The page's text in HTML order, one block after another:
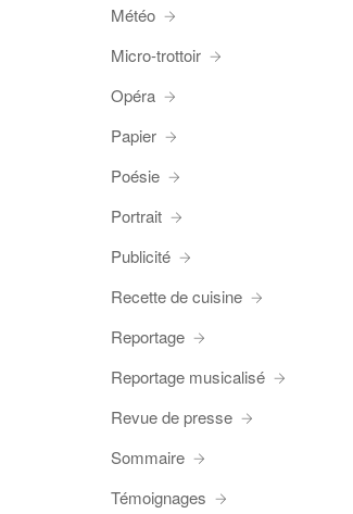
Météo
Micro-trottoir
Opéra
Papier
Poésie
Portrait
Publicité
Recette de cuisine
Reportage
Reportage musicalisé
Revue de presse
Sommaire
Témoignages